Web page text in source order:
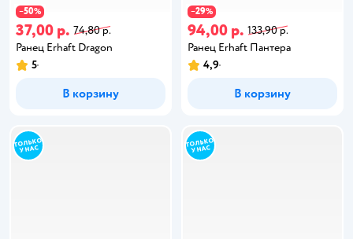
−50%
37,00 р. 74,80 р.
Ранец Erhaft Dragon
5
В корзину
−29%
94,00 р. 133,90 р.
Ранец Erhaft Пантера
4,9
В корзину